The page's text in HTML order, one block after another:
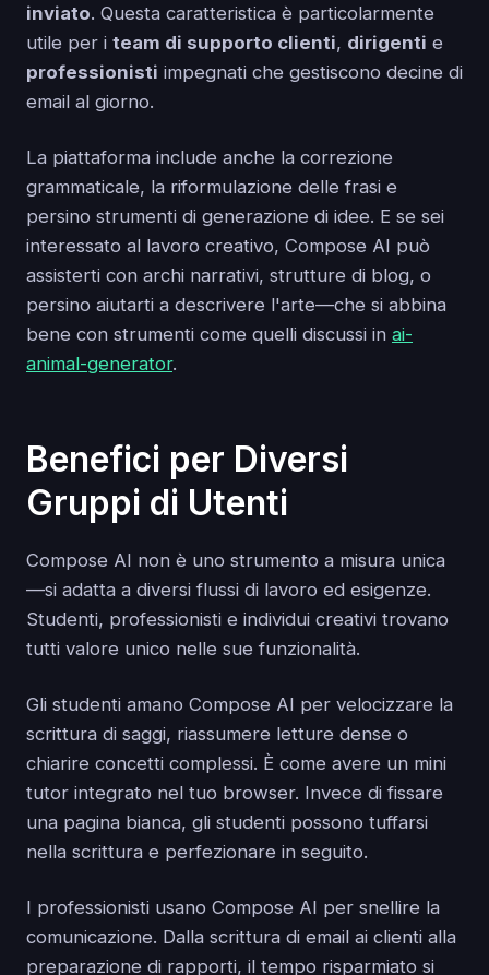
inviato. Questa caratteristica è particolarmente
utile per i team di supporto clienti, dirigenti e
professionisti impegnati che gestiscono decine di
email al giorno.
La piattaforma include anche la correzione
grammaticale, la riformulazione delle frasi e
persino strumenti di generazione di idee. E se sei
interessato al lavoro creativo, Compose AI può
assisterti con archi narrativi, strutture di blog, o
persino aiutarti a descrivere l'arte—che si abbina
bene con strumenti come quelli discussi in ai-
animal-generator.
Benefici per Diversi
Gruppi di Utenti
Compose AI non è uno strumento a misura unica
—si adatta a diversi flussi di lavoro ed esigenze.
Studenti, professionisti e individui creativi trovano
tutti valore unico nelle sue funzionalità.
Gli studenti amano Compose AI per velocizzare la
scrittura di saggi, riassumere letture dense o
chiarire concetti complessi. È come avere un mini
tutor integrato nel tuo browser. Invece di fissare
una pagina bianca, gli studenti possono tuffarsi
nella scrittura e perfezionare in seguito.
I professionisti usano Compose AI per snellire la
comunicazione. Dalla scrittura di email ai clienti alla
preparazione di rapporti, il tempo risparmiato si